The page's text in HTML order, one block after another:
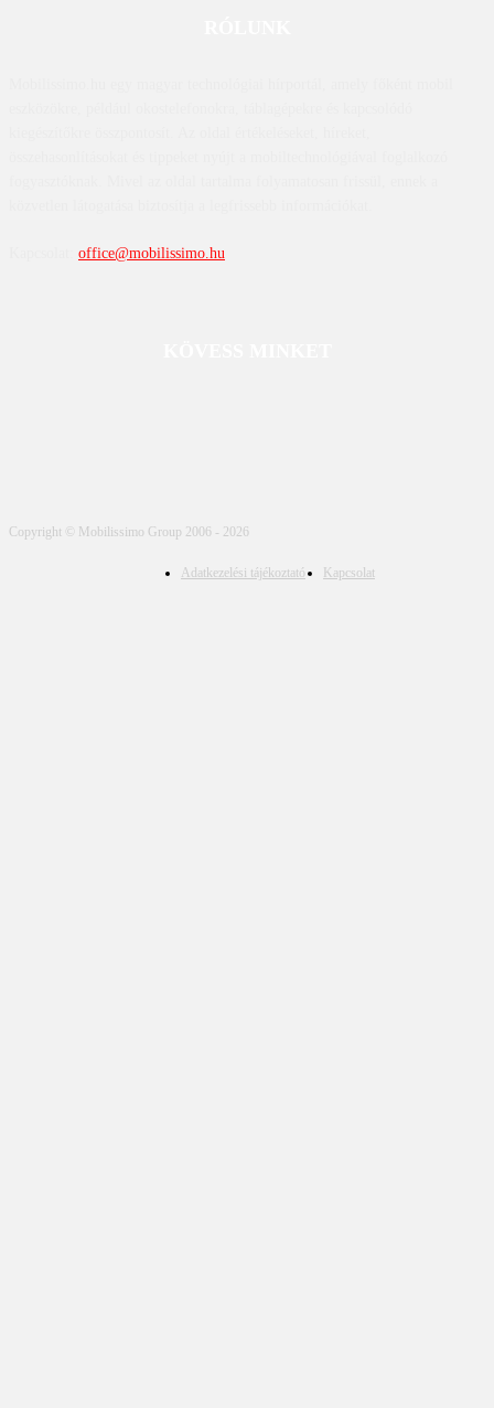
office@mobilissimo.hu
Copyright © Mobilissimo Group 2006 - 2026
Adatkezelési tájékoztató Kapcsolat